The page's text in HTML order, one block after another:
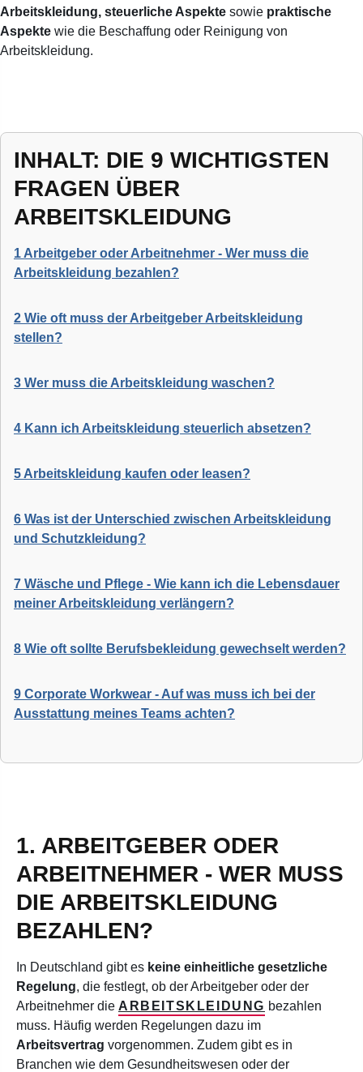
Arbeitskleidung, steuerliche Aspekte sowie praktische
Aspekte wie die Beschaffung oder Reinigung von
Arbeitskleidung.
INHALT: DIE 9 WICHTIGSTEN
FRAGEN ÜBER
ARBEITSKLEIDUNG
1 Arbeitgeber oder Arbeitnehmer - Wer muss die
Arbeitskleidung bezahlen?
2 Wie oft muss der Arbeitgeber Arbeitskleidung
stellen?
3 Wer muss die Arbeitskleidung waschen?
4 Kann ich Arbeitskleidung steuerlich absetzen?
5 Arbeitskleidung kaufen oder leasen?
6 Was ist der Unterschied zwischen Arbeitskleidung
und Schutzkleidung?
7 Wäsche und Pflege - Wie kann ich die Lebensdauer
meiner Arbeitskleidung verlängern?
8 Wie oft sollte Berufsbekleidung gewechselt werden?
9 Corporate Workwear - Auf was muss ich bei der
Ausstattung meines Teams achten?
1. ARBEITGEBER ODER
ARBEITNEHMER - WER MUSS
DIE ARBEITSKLEIDUNG
BEZAHLEN?
In Deutschland gibt es keine einheitliche gesetzliche
Regelung, die festlegt, ob der Arbeitgeber oder der
Arbeitnehmer die ARBEITSKLEIDUNG bezahlen
muss. Häufig werden Regelungen dazu im
Arbeitsvertrag vorgenommen. Zudem gibt es in
Branchen wie dem Gesundheitswesen oder der